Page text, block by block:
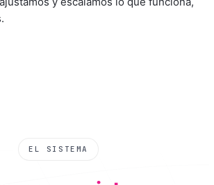
EL SISTEMA